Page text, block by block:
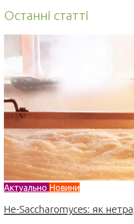
Останні статті
Актуально Новини
Не-Saccharomyces: як